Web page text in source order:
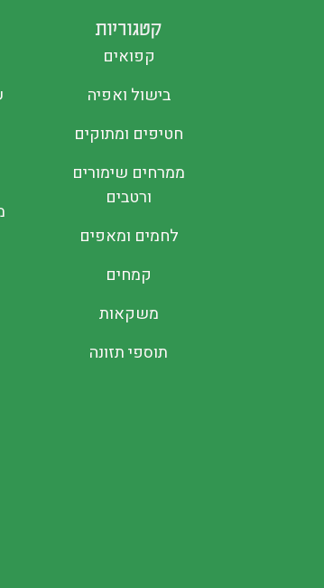
קטגוריות
קפואים
בישול ואפיה
חטיפים ומתוקים
ממרחים שימורים
ורטבים
לחמים ומאפים
קמחים
משקאות
תוספי תזונה